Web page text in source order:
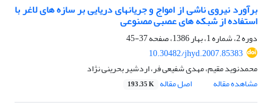
برآورد نیروی ناشی از امواج و جریانهای دریایی بر سازه های لاغر با
استفاده از شبکه های عصبی مصنوعی
دوره 2، شماره 1، بهار 1386، صفحه
37-45
10.30482/jhyd.2007.85383
محمدنوید مقیم، مهدی شفیعی فر، اردشیر بحرینی نژاد
مشاهده مقاله
اصل مقاله 193.35 K